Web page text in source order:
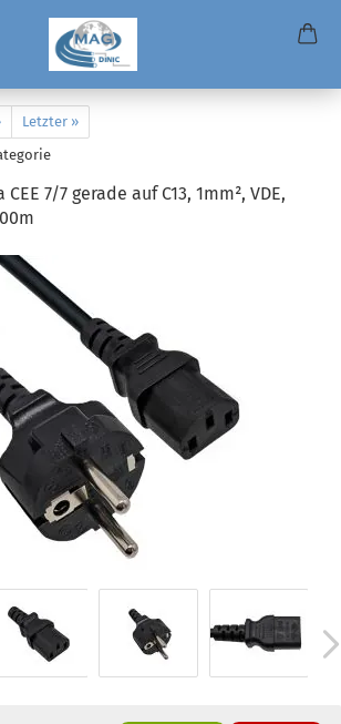
Letzter »
7/7 gerade auf C13, 1mm², VDE,